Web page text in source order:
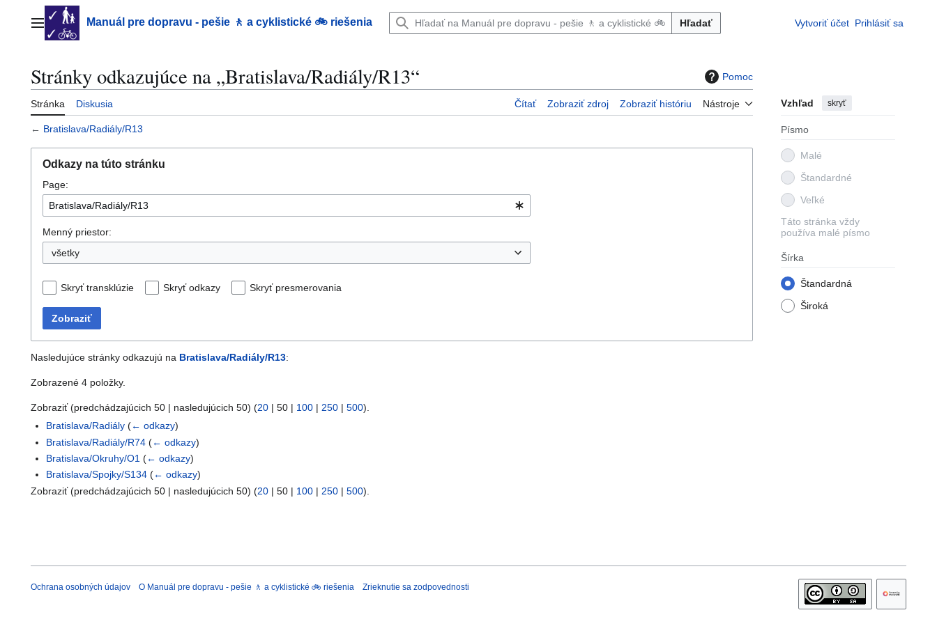
Preskočiť
Hlavné menuManuál pre dopravu - pešie 🚶 a cyklistické 🚲 riešenia Hľadať Vytvoriť účet Prihlásiť sa
Stránky odkazujúce na „Bratislava/Radiály/R13“ Pomoc
Stránka Diskusia Čítať Zobraziť zdroj Zobraziť históriu Nástroje Vzhľad skryť
Písmo
Malé
Štandardné
Veľké
Táto stránka vždy
používa malé písmo
Šírka
Štandardná
Široká
← Bratislava/Radiály/R13
Odkazy na túto stránku
Page:
Menný priestor:
všetky
Skryť transklúzie Skryť odkazy Skryť presmerovania
Zobraziť
Nasledujúce stránky odkazujú na Bratislava/Radiály/R13:
Zobrazené 4 položky.
Zobraziť (predchádzajúcich 50 | nasledujúcich 50) (20 | 50 | 100 | 250 | 500).
Bratislava/Radiály (← odkazy)
Bratislava/Radiály/R74 (← odkazy)
Bratislava/Okruhy/O1 (← odkazy)
Bratislava/Spojky/S134 (← odkazy)
Zobraziť (predchádzajúcich 50 | nasledujúcich 50) (20 | 50 | 100 | 250 | 500).
Ochrana osobných údajov O Manuál pre dopravu - pešie 🚶 a cyklistické 🚲 riešenia Zrieknutie sa zodpovednosti